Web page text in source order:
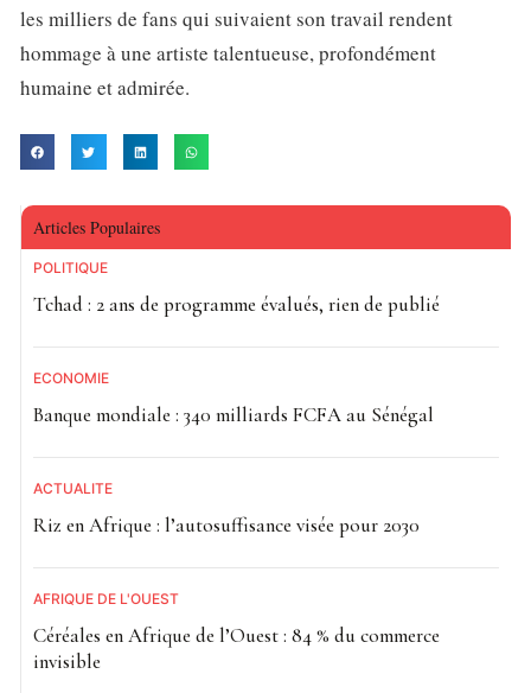
les milliers de fans qui suivaient son travail rendent
hommage à une artiste talentueuse, profondément
humaine et admirée.
Articles Populaires
POLITIQUE
Tchad : 2 ans de programme évalués, rien de publié
ECONOMIE
Banque mondiale : 340 milliards FCFA au Sénégal
ACTUALITE
Riz en Afrique : l’autosuffisance visée pour 2030
AFRIQUE DE L'OUEST
Céréales en Afrique de l’Ouest : 84 % du commerce
invisible